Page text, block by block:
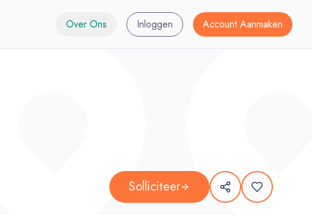
Over Ons Inloggen Account Aanmaken
Solliciteer